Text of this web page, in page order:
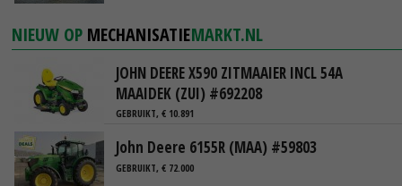
NIEUW OP MECHANISATIEMARKT.NL
JOHN DEERE X590 ZITMAAIER INCL 54A
MAAIDEK (ZUI) #692208
GEBRUIKT, € 10.891
John Deere 6155R (MAA) #59803
GEBRUIKT, € 72.000